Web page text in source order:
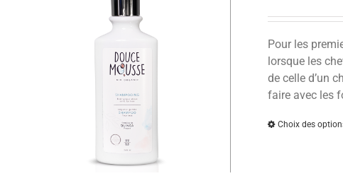
Pour les
lorsque les
de celle d’un
faire avec les
Choix des